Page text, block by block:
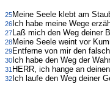
25Meine Seele klebt am
26 Ich habe meine Wege
27Laß mich den Weg deiner
28Meine Seele weint vor
29Entferne von mir den
30 Ich habe den Weg der
31 HERR, ich hange an
32 Ich laufe den Weg deiner